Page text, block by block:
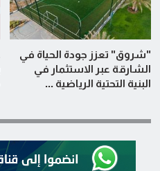
"شروق" تعزز جودة الحياة في
الشارقة عبر الاستثمار في
البنية التحتية الرياضية ...